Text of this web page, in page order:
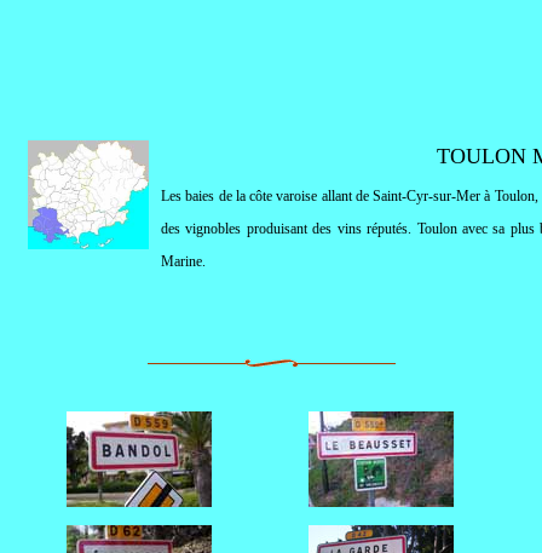
TOULON
Les baies de la côte varoise allant de Saint-Cyr-sur-Mer à
des vignobles produisant des vins réputés. Toulon avec sa
Marine.